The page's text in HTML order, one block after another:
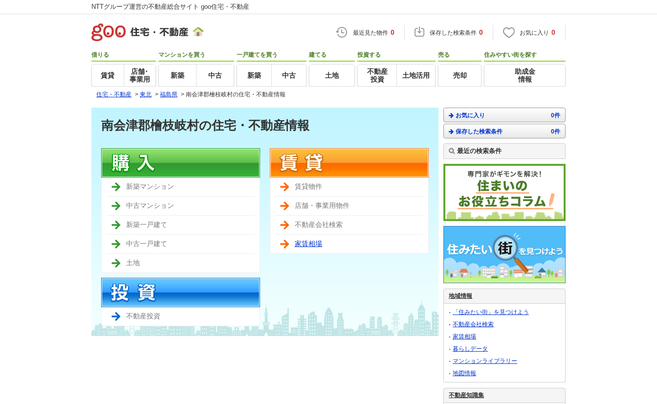
NTTグループ運営の不動産総合サイト goo住宅・不動産
最近見た物件 0 保存した検索条件 0 お気に入り 0
借りる
賃貸
店舗･
事業用
マンションを買う
新築 中古
一戸建てを買う
新築 中古
建てる
土地
投資する
不動産
投資
土地活用
売る
売却
住みやすい街を探す
助成金
情報
住宅・不動産 > 東北 > 福島県 > 南会津郡檜枝岐村の住宅・不動産情報
南会津郡檜枝岐村の住宅・不動産情報
新築マンション
中古マンション
新築一戸建て
中古一戸建て
土地
不動産投資
賃貸物件
店舗・事業用物件
不動産会社検索
家賃相場
お気に入り 0件
保存した検索条件 0件
最近の検索条件
地域情報
「住みたい街」を見つけよう
不動産会社検索
家賃相場
暮らしデータ
マンションライブラリー
地図情報
不動産知識集